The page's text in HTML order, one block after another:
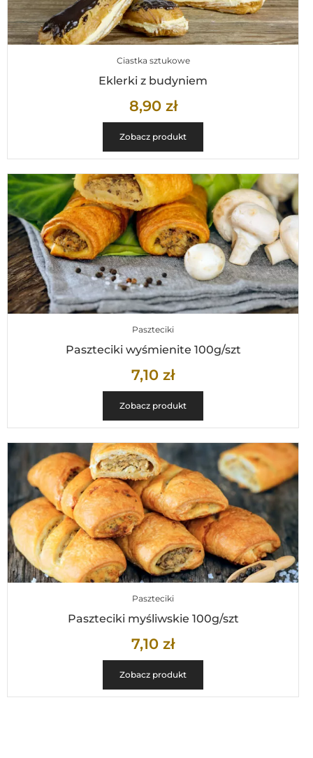
Ciastka sztukowe
Eklerki z budyniem
8,90 zł
Zobacz produkt
Paszteciki
Paszteciki wyśmienite 100g/szt
7,10 zł
Zobacz produkt
Paszteciki
Paszteciki myśliwskie 100g/szt
7,10 zł
Zobacz produkt